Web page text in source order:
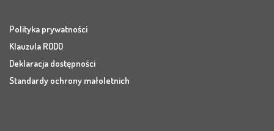
Polityka prywatności
Klauzula RODO
Deklaracja dostępności
Standardy ochrony małoletnich